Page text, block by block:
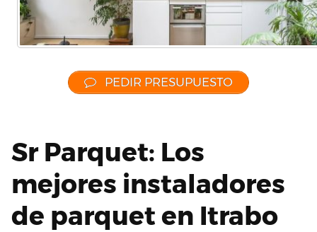
PEDIR PRESUPUESTO
Sr Parquet: Los
mejores instaladores
de parquet en Itrabo